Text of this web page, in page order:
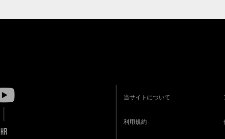
KR
当サイトについて
利用規約